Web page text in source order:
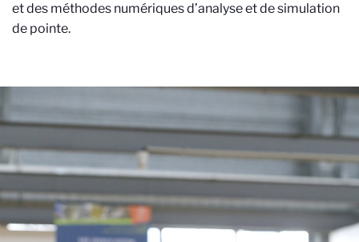
et des méthodes numériques d’analyse et de simulation
de pointe.